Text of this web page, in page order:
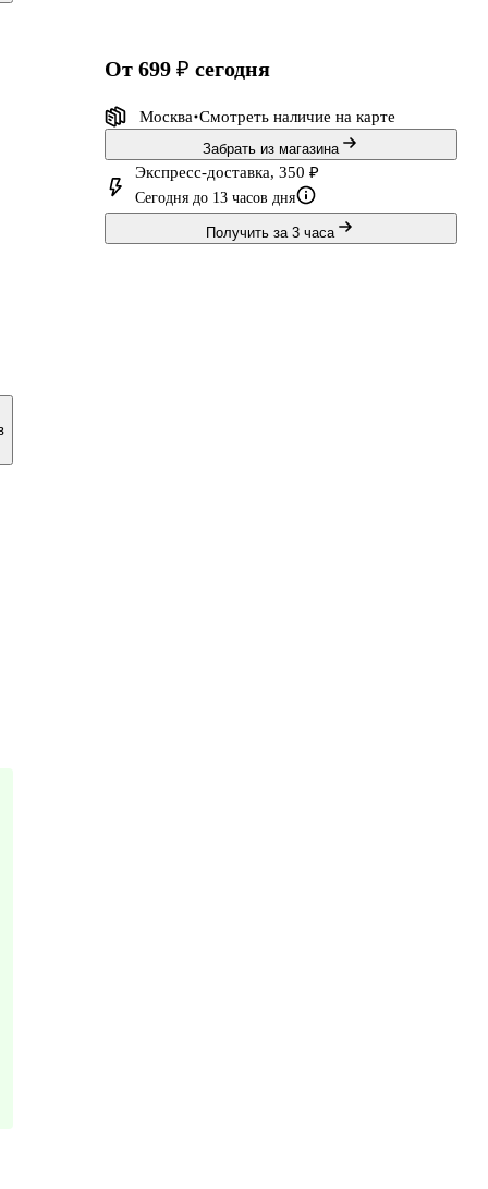
от 699 ₽ сегодня
Москва Смотреть наличие на карте
Забрать из магазина
Экспресс-доставка, 350 ₽
Сегодня до 13 часов дня
Получить за 3 часа